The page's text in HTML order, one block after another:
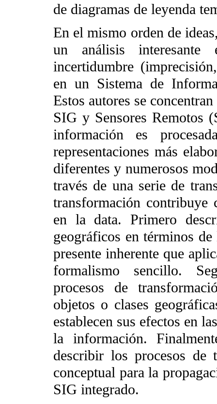
de diagramas de leyenda
En el mismo orden de
un análisis
incertidumbre
en un Sistema de
Estos autores se
SIG y Sensores Remotos
información es
representaciones más
diferentes y numerosos
través de una serie de
transformación contribuye
en la data. Primero
geográficos en términos
presente inherente que
formalismo sencillo.
procesos de
objetos o clases
establecen sus efectos en
la información.
describir los procesos de
conceptual para la
SIG integrado.